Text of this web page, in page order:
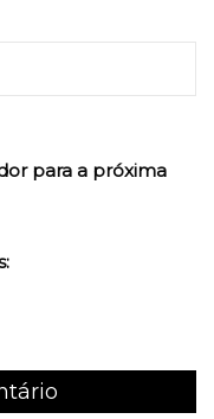
para a próxima